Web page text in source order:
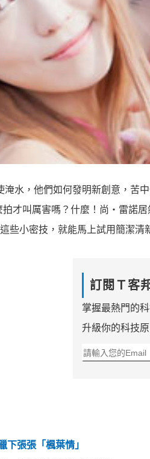
水，他們如何發明新創意，苦
才叫厲害嗎？什麼！尚‧雷諾
些小密技，就能馬上試用簡潔清
訂閱Ｔ客
掌握最熱門的
升級你的科技原
下張張「楓葉情」